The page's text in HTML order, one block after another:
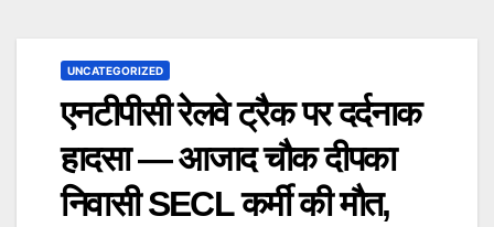
UNCATEGORIZED
एनटीपीसी रेलवे ट्रैक पर दर्दनाक
हादसा — आजाद चौक दीपका
निवासी SECL कर्मी की मौत,